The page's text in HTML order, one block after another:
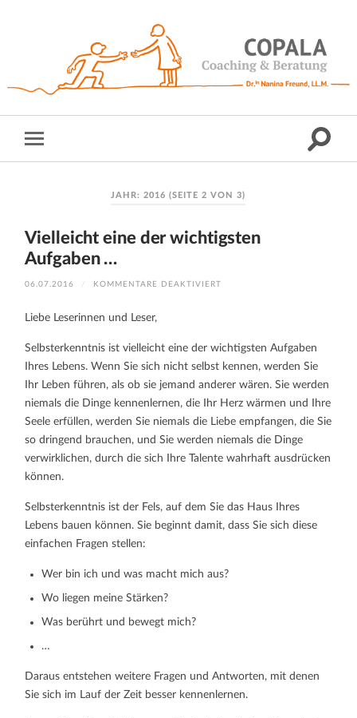
JAHR:2016 (SEITE 2 VON 3)
Vielleicht eine der wichtigsten
Aufgaben …
06.07.2016 / KOMMENTARE DEAKTIVIERT
Liebe Leserinnen und Leser,
Selbsterkenntnis ist vielleicht eine der wichtigsten Aufgaben
Ihres Lebens. Wenn Sie sich nicht selbst kennen, werden Sie
Ihr Leben führen, als ob sie jemand anderer wären. Sie werden
niemals die Dinge kennenlernen, die Ihr Herz wärmen und Ihre
Seele erfüllen, werden Sie niemals die Liebe empfangen, die Sie
so dringend brauchen, und Sie werden niemals die Dinge
verwirklichen, durch die sich Ihre Talente wahrhaft ausdrücken
können.
Selbsterkenntnis ist der Fels, auf dem Sie das Haus Ihres
Lebens bauen können. Sie beginnt damit, dass Sie sich diese
einfachen Fragen stellen:
Wer bin ich und was macht mich aus?
Wo liegen meine Stärken?
Was berührt und bewegt mich?
…
Daraus entstehen weitere Fragen und Antworten, mit denen
Sie sich im Lauf der Zeit besser kennenlernen.